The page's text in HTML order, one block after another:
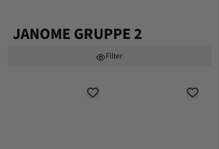
JANOME GRUPPE 2
Filter